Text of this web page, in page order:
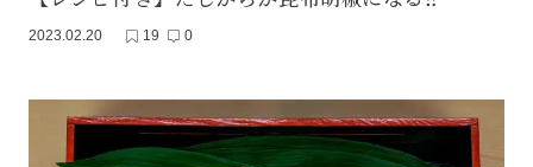
2023.02.20 19 0